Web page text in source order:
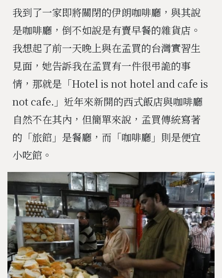
我到了一家即將關閉的伊朗咖啡廳，與其說
是咖啡廳，倒不如說是有賣早餐的雜貨店。
我想起了前一天晚上與在孟買的台灣實習生
見面，她告訴我在孟買有一件很弔詭的事
情，那就是「Hotel is not hotel and cafe is
not cafe.」近年來新開的西式飯店與咖啡廳
自然不在其內，但簡單來說，孟買傳統寫著
的「旅館」是餐廳，而「咖啡廳」則是便宜
小吃館。